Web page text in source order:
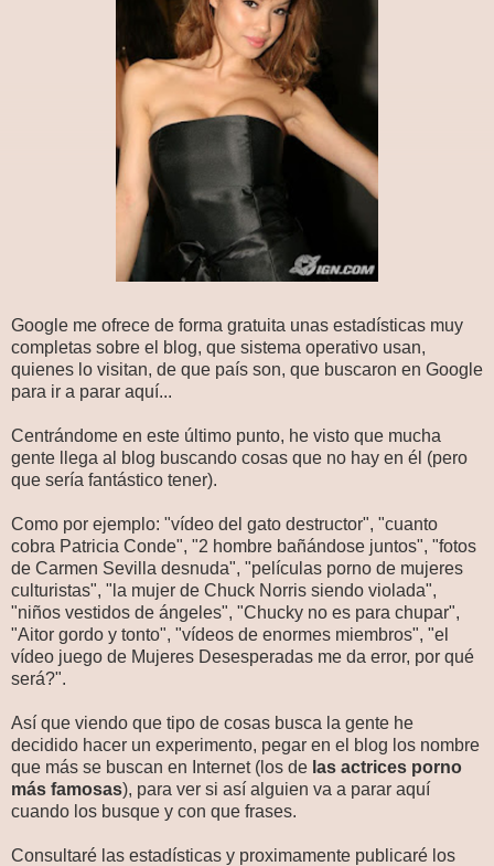
Google me ofrece de forma gratuita unas estadísticas muy
completas sobre el blog, que sistema operativo usan,
quienes lo visitan, de que país son, que buscaron en Google
para ir a parar aquí...
Centrándome en este último punto, he visto que mucha
gente llega al blog buscando cosas que no hay en él (pero
que sería fantástico tener).
Como por ejemplo: "vídeo del gato destructor", "cuanto
cobra Patricia Conde", "2 hombre bañándose juntos", "fotos
de Carmen Sevilla desnuda", "películas porno de mujeres
culturistas", "la mujer de Chuck Norris siendo violada",
"niños vestidos de ángeles", "Chucky no es para chupar",
"Aitor gordo y tonto", "vídeos de enormes miembros", "el
vídeo juego de Mujeres Desesperadas me da error, por qué
será?".
Así que viendo que tipo de cosas busca la gente he
decidido hacer un experimento, pegar en el blog los nombre
que más se buscan en Internet (los de las actrices porno
más famosas), para ver si así alguien va a parar aquí
cuando los busque y con que frases.
Consultaré las estadísticas y proximamente publicaré los